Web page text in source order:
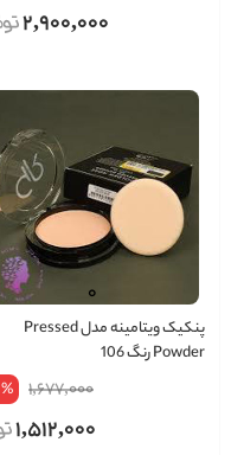
2,900,000
پنکیک ویتامینه مدل Pressed
Powder رنگ 106
1,677,000
%
1,512,000